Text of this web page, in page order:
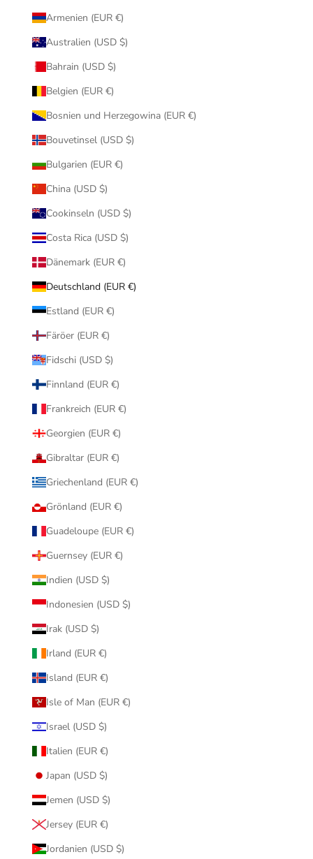
Armenien (EUR €)
Australien (USD $)
Bahrain (USD $)
Belgien (EUR €)
Bosnien und Herzegowina (EUR €)
Bouvetinsel (USD $)
Bulgarien (EUR €)
China (USD $)
Cookinseln (USD $)
Costa Rica (USD $)
Dänemark (EUR €)
Deutschland (EUR €)
Estland (EUR €)
Färöer (EUR €)
Fidschi (USD $)
Finnland (EUR €)
Frankreich (EUR €)
Georgien (EUR €)
Gibraltar (EUR €)
Griechenland (EUR €)
Grönland (EUR €)
Guadeloupe (EUR €)
Guernsey (EUR €)
Indien (USD $)
Indonesien (USD $)
Irak (USD $)
Irland (EUR €)
Island (EUR €)
Isle of Man (EUR €)
Israel (USD $)
Italien (EUR €)
Japan (USD $)
Jemen (USD $)
Jersey (EUR €)
Jordanien (USD $)